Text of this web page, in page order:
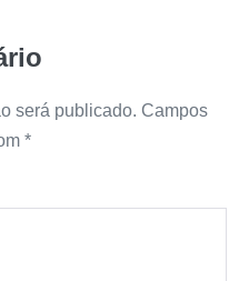
será publicado. Campos
*